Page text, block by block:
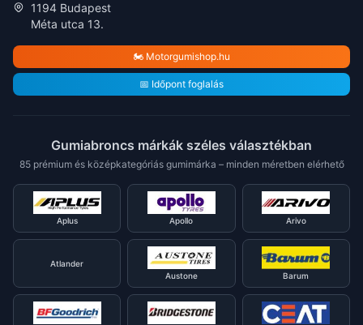
1194 Budapest
Méta utca 13.
🏍️ Motorgumishop.hu
📅 Időpont foglalás
Gumiabroncs márkák széles választékban
85 prémium és középkategóriás gumimárka – minden méretben elérhető
Aplus Apollo Arivo
Atlander
Austone
Barum